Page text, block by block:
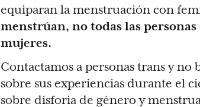
equiparan la menstruación con
menstrúan, no todas las
mujeres.
Contactamos a personas trans y
sobre sus experiencias durante el
sobre disforia de género y